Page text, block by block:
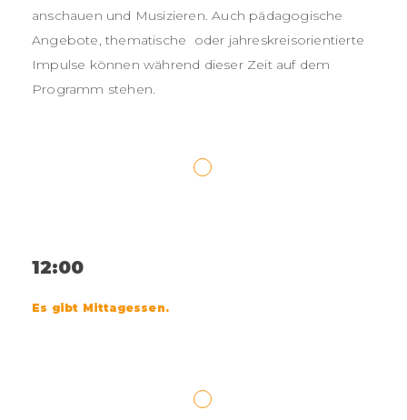
anschauen und Musizieren. Auch pädagogische
Angebote, thematische oder jahreskreisorientierte
Impulse können während dieser Zeit auf dem
Programm stehen.
12:00
Es gibt Mittagessen.